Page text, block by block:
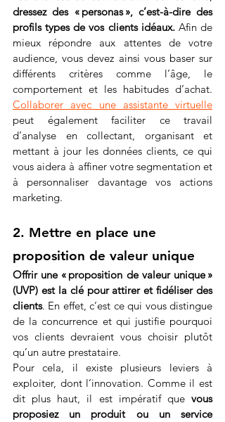
dressez des « personas », c’est-à-dire des
profils types de vos clients idéaux. Afin de
mieux répondre aux attentes de votre
audience, vous devez ainsi vous baser sur
différents critères comme l’âge, le
Collaborer avec une assistante virtuelle
peut également faciliter ce travail
d’analyse en collectant, organisant et
mettant à jour les données clients, ce qui
vous aidera à affiner votre segmentation et
à personnaliser davantage vos actions
marketing.
2. Mettre en place une
proposition de valeur unique
Offrir une « proposition de valeur unique »
(UVP) est la clé pour attirer et fidéliser des
clients. En effet, c’est ce qui vous distingue
de la concurrence et qui justifie pourquoi
vos clients devraient vous choisir plutôt
qu’un autre prestataire.
Pour cela, il existe plusieurs leviers à
exploiter, dont l’innovation. Comme il est
dit plus haut, il est impératif que vous
proposiez un produit ou un service